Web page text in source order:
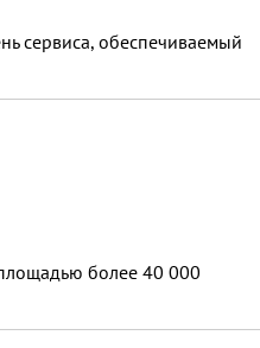
сервиса, обеспечиваемый
более 40 000